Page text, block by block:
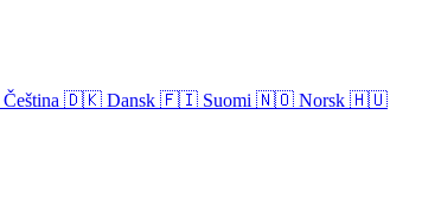
Čeština 🇩🇰 Dansk 🇫🇮 Suomi 🇳🇴 Norsk 🇭🇺